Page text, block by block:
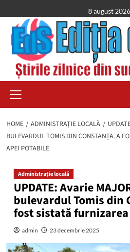
to
content
8 august 2026
Menu
HOME ADMINISTRAȚIE LOCALĂ
BULEVARDUL TOMIS DIN CONSTANȚA. A
APEI POTABILE
Administrație locală
UPDATE: Avarie
bulevardul Tomis din
fost sistată
admin 23 decembrie 2025